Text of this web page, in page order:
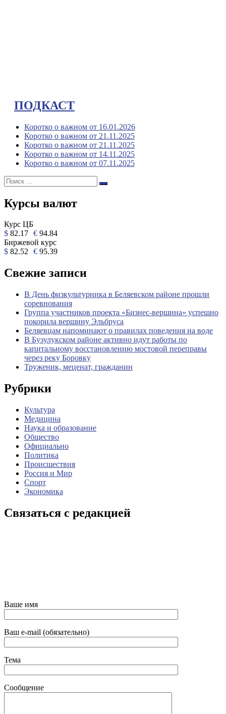
ПОДКАСТ
Коротко о важном от 16.01.2026
Коротко о важном от 21.11.2025
Коротко о важном от 21.11.2025
Коротко о важном от 14.11.2025
Коротко о важном от 07.11.2025
Поиск:
Поиск
Курсы валют
Курс ЦБ
$ 82.17 € 94.84
Биржевой курс
$ 82.52 € 95.39
Свежие записи
В День физкультурника в Беляевском районе прошли
соревнования
Группа участников проекта «Бизнес‑вершина» успешно
покорила вершину Эльбруса
Беляевцам напоминают о правилах поведения на воде
В Бузулукском районе активно идут работы по
капитальному восстановлению мостовой переправы
через реку Боровку
Труженик, меценат, гражданин
Рубрики
Культура
Медицина
Наука и образование
Общество
Официально
Политика
Происшествия
Россия и Мир
Спорт
Экономика
Связаться с редакцией
Ваше имя
Ваш e-mail (обязательно)
Тема
Сообщение